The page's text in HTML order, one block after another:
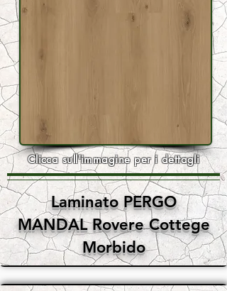
Clicca sull'immagine per i dettagli
Laminato PERGO
MANDAL Rovere Cottege
Morbido